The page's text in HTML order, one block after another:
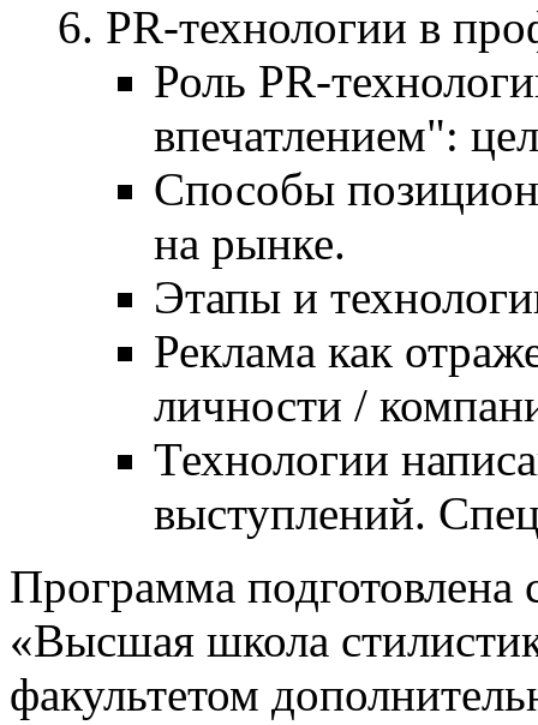
PR-технологии в
Роль PR-
впечатлением":
Способы
на рынке.
Этапы и
Реклама как
личности /
Технологии
выступлений.
Программа
«Высшая школа
факультетом